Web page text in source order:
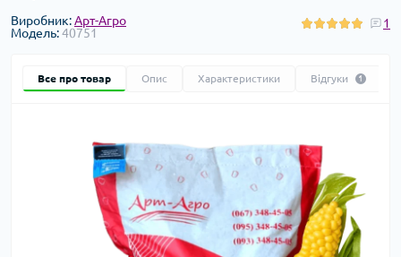
Виробник:Арт-Агро
Модель:40751
1
Все про товар Опис Характеристики Відгуки 1